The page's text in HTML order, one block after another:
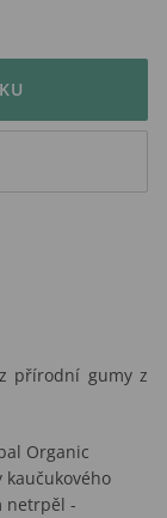
přírodní gumy z
Organic
kaučukového
netrpěl -